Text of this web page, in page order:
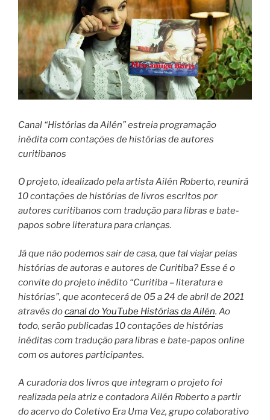
Canal “Histórias da Ailén” estreia programação
inédita com contações de histórias de autores
curitibanos
O projeto, idealizado pela artista Ailén Roberto, reunirá
10 contações de histórias de livros escritos por
autores curitibanos com tradução para libras e bate-
papos sobre literatura para crianças.
Já que não podemos sair de casa, que tal viajar pelas
histórias de autoras e autores de Curitiba? Esse é o
convite do projeto inédito “Curitiba – literatura e
histórias”, que acontecerá de 05 a 24 de abril de 2021
através docanal do YouTube Histórias da Ailén. Ao
todo, serão publicadas 10 contações de histórias
inéditas com tradução para libras e bate-papos online
com os autores participantes.
A curadoria dos livros que integram o projeto foi
realizada pela atriz e contadora Ailén Roberto a partir
do acervo do Coletivo Era Uma Vez, grupo colaborativo